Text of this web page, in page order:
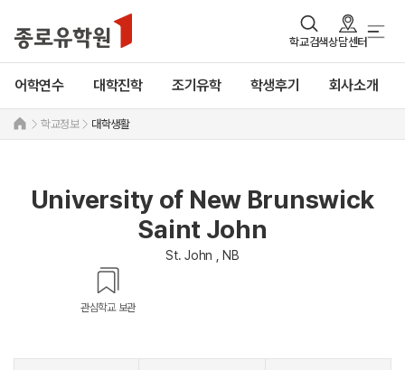
학교검색상담센터
어학연수 대학진학 조기유학 학생후기 회사소개
학교정보 대학생활
University of New Brunswick
Saint John
St. John , NB
관심학교 보관